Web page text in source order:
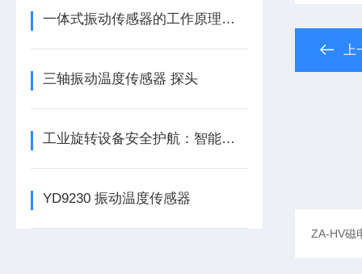
一体式振动传感器的工作原理是什么？
三轴振动温度传感器 探头
工业旋转设备安全护航：智能转速监测仪技术现状与应用优化研究
YD9230 振动温度传感器